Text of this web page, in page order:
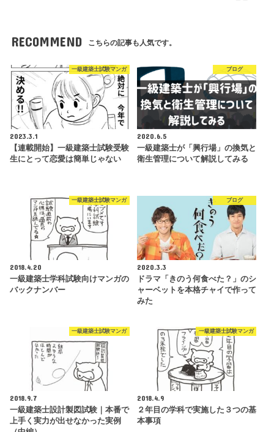
RECOMMEND こちらの記事も人気です。
一級建築士試験マンガ
2023.3.1
【連載開始】一級建築士試験受験
生にとって恋愛は簡単じゃない
ブログ
2020.6.5
一級建築士が「興行場」の換気と
衛生管理について解説してみる
一級建築士試験マンガ
2018.4.20
一級建築士学科試験向けマンガの
バックナンバー
ブログ
2020.3.3
ドラマ「きのう何食べた？」のシ
ャーベットを本格チャイで作って
みた
一級建築士試験マンガ
2018.9.7
一級建築士設計製図試験｜本番で
上手く実力が出せなかった実例
一級建築士試験マンガ
2018.4.9
２年目の学科で実施した３つの基
本事項